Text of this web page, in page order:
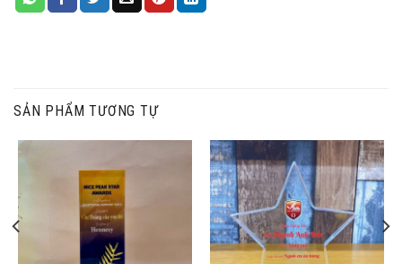
SẢN PHẨM TƯƠNG TỰ